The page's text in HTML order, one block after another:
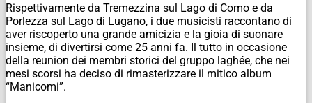
Rispettivamente da Tremezzina sul Lago di Como e da
Porlezza sul Lago di Lugano, i due musicisti raccontano di
aver riscoperto una grande amicizia e la gioia di suonare
insieme, di divertirsi come 25 anni fa. Il tutto in occasione
della reunion dei membri storici del gruppo laghée, che nei
mesi scorsi ha deciso di rimasterizzare il mitico album
“Manicomi”.